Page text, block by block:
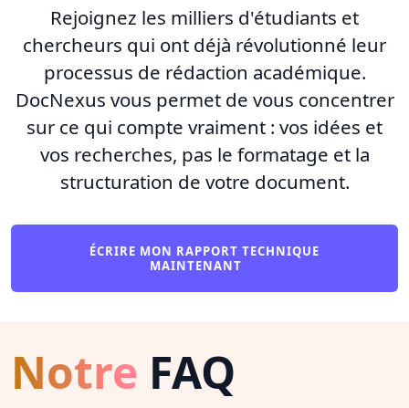
Rejoignez les milliers d'étudiants et
chercheurs qui ont déjà révolutionné leur
processus de rédaction académique.
DocNexus vous permet de vous concentrer
sur ce qui compte vraiment : vos idées et
vos recherches, pas le formatage et la
structuration de votre document.
ÉCRIRE MON RAPPORT TECHNIQUE
MAINTENANT
Notre FAQ